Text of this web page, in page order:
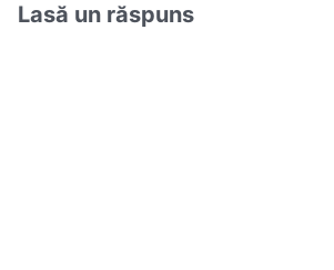
Lasă un răspuns